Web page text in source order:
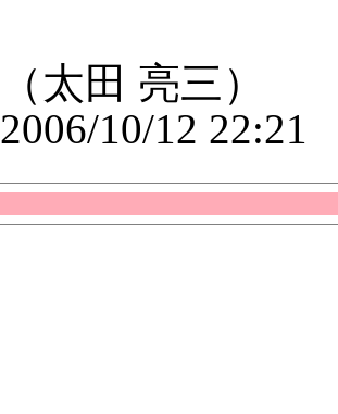
（太田 亮三）
2006/10/12 22:21